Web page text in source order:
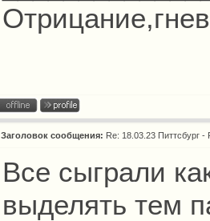
Заголовок сообщения: Re: 18.03.23 Питтсбург -
Все сыграли
выделять тем